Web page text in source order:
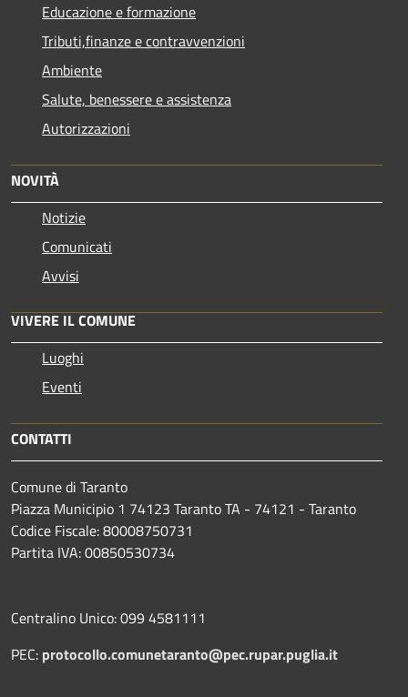
Educazione e formazione
Tributi,finanze e contravvenzioni
Ambiente
Salute, benessere e assistenza
Autorizzazioni
NOVITÀ
Notizie
Comunicati
Avvisi
VIVERE IL COMUNE
Luoghi
Eventi
CONTATTI
Comune di Taranto
Piazza Municipio 1 74123 Taranto TA - 74121 - Taranto
Codice Fiscale: 80008750731
Partita IVA: 00850530734
Centralino Unico: 099 4581111
PEC: protocollo.comunetaranto@pec.rupar.puglia.it